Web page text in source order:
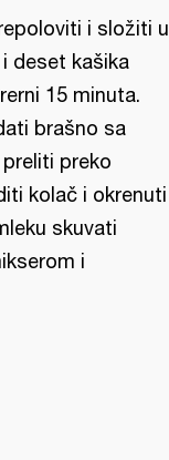
i složiti u
deset kašika
15 minuta.
brašno sa
preko
kolač i okrenuti
skuvati
i